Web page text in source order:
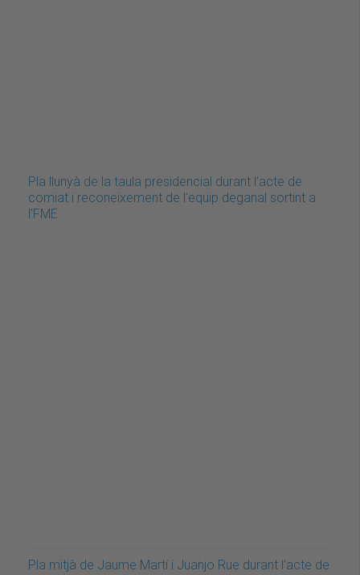
Pla llunyà de la taula presidencial durant l'acte de
comiat i reconeixement de l'equip deganal sortint a
l'FME
Pla mitjà de Jaume Martí i Juanjo Rue durant l’acte de